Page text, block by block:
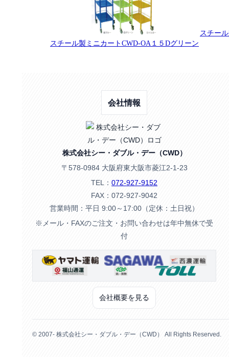
スチール製ミニカートCWD-OA１５Dグリーン
スチー
会社情報
株式会社シー・ダブル・デー（CWD）
〒578-0984 大阪府東大阪市菱江2-1-23
TEL： 072-927-9152
FAX：072-927-9042
営業時間：平日 9:00～17:00（定休：土日祝）
※メール・FAXのご注文・お問い合わせは年中無休で受
付
会社概要を見る
© 2007- 株式会社シー・ダブル・デー（CWD） All Rights Reserved.